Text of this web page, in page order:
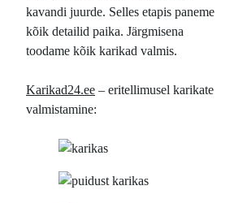
kavandi juurde. Selles etapis paneme
kõik detailid paika. Järgmisena
toodame kõik karikad valmis.
Karikad24.ee – eritellimusel karikate
valmistamine: